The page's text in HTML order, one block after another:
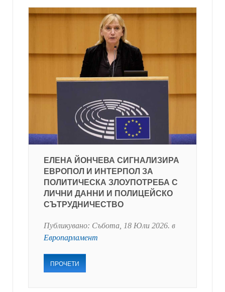
ЕЛЕНА ЙОНЧЕВА СИГНАЛИЗИРА
ЕВРОПОЛ И ИНТЕРПОЛ ЗА
ПОЛИТИЧЕСКА ЗЛОУПОТРЕБА С
ЛИЧНИ ДАННИ И ПОЛИЦЕЙСКО
СЪТРУДНИЧЕСТВО
Публикувано: Събота, 18 Юли 2026. в
Европарламент
ПРОЧЕТИ